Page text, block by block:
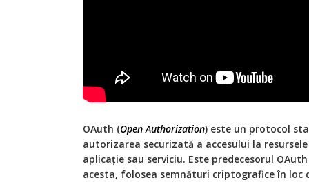
OAuth (Open Authorization) este un protocol
autorizarea securizată a accesului la
aplicație sau serviciu. Este predecesorul
acesta, folosea semnături criptografice în loc